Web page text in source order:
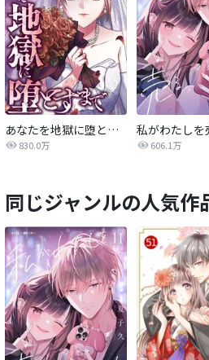
あなたを地獄に堕とすまで
830.0万
私がわたしを
606.1万
同じジャンルの人気作